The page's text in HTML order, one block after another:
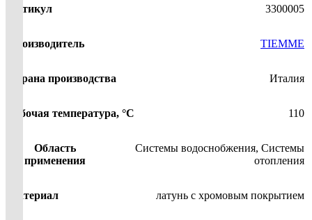
Артикул 3300005
Производитель TIEMME
Страна производства Италия
Рабочая температура, °С 110
Область
применения
Системы водоснобжения, Системы
отопления
Материал латунь с хромовым покрытием